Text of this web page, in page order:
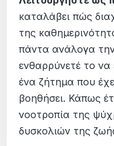
καταλάβει πώς
της
πάντα ανάλογα
ενθαρρύνετέ το να
ένα ζήτημα που
βοηθήσει. Κάπως
νοοτροπία της
δυσκολιών της